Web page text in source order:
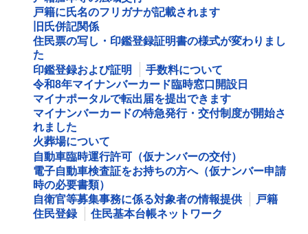
戸籍に氏名のフリガナが記載されます
旧氏併記関係
住民票の写し・印鑑登録証明書の様式が変わりまし
た
印鑑登録および証明
手数料について
令和8年マイナンバーカード臨時窓口開設日
マイナポータルで転出届を提出できます
マイナンバーカードの特急発行・交付制度が開始さ
れました
火葬場について
自動車臨時運行許可（仮ナンバーの交付）
電子自動車検査証をお持ちの方へ（仮ナンバー申請
時の必要書類）
自衛官等募集事務に係る対象者の情報提供
戸籍
住民登録
住民基本台帳ネットワーク